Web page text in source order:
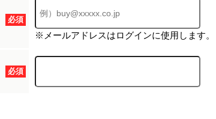
必須
※メールアドレスはログインに使用します。
必須